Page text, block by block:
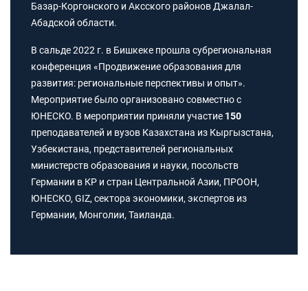
Базар-Коргонского и Аксского районов Джалал-
Абадской области.
В сальде 2022 г. в Бишкеке прошла субрегиональная
конференция «Продвижение образования для
развития: региональные перспективы и опыт».
Мероприятие было организовано совместно с
ЮНЕСКО. В мероприятии приняли участие 150
преподавателей и вузов Казахстана из Кыргызстана,
Узбекистана, представителей региональных
министерств образования и науки, посольств
Германии в КР и стран Центральной Азии, ПРООН,
ЮНЕСКО, GIZ, сектора экономики, экспертов из
Германии, Монголии, Таиланда.